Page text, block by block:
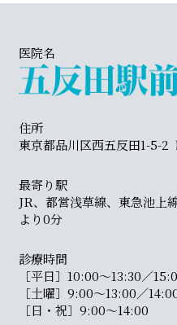
医院名
住所
東京都品川区西五反田1-5-2
最寄り駅
JR、都営浅草線、東急池上
より0分
診療時間
［平日］10:00〜13:30／
［土曜］9:00〜13:00／
［日・祝］9:00〜14:00